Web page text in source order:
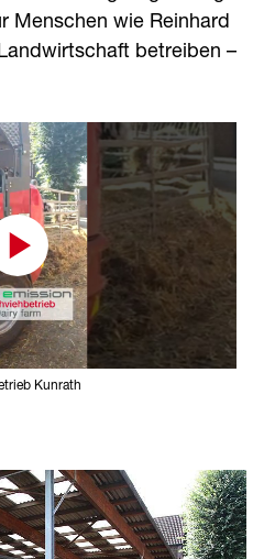
Menschen wie Reinhard
betreiben –
Kunrath